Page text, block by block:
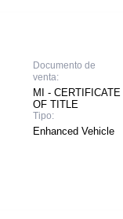
Documento de
venta:
MI - CERTIFICATE
OF TITLE
Tipo:
Enhanced Vehicle